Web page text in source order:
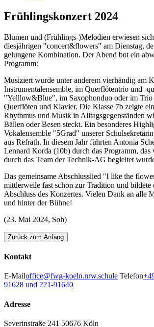
Frühlingskonzert 2024
Blumen und (Frühlings-)Melodien erwiesen
diesjährigen "concert&flowers" am Dienstag,
gelungene Kombination. Der Abend bot ein
Programm:
Musiziert wurde unter anderem vierhändig am
Instrumentalensemble, im Querflötentrio und -
"Yelllow&Blue", im Saxophonduo oder im Trio
Querflöten und Klavier. Die Klasse 7b zeigte
Rhythmus und Musik in Alltagsgegenständen
Bällen oder Besen steckt. Ein besonderes
Vokalensemble "5Grad" unserer
aus Refrath. In diesem Jahr führten Antonia
Lennard Korda (10b) durch das Programm, das
durch das Team der Technik-AG begleitet
Das gemeinsame Abschlusslied "I like the
mittlerweile fast schon zur Tradition und bildete
Abschluss des Konzertes. Vielen Dank an alle
und hinter der Bühne!
(23. Mai 2024, Soh)
Zurück zum Anfang
Kontakt
E-Mailoffice@fwg-koeln.nrw.schule Telefon
91628 und 221-91640
Adresse
Severinstraße 241 50676 Köln